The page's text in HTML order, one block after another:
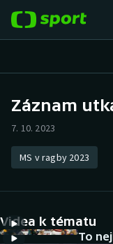
Hokej
Tenis
Atletika
Cyklistika
Záznam
7. 10. 2023
MS v ragby 2023
Videa k tématu
To